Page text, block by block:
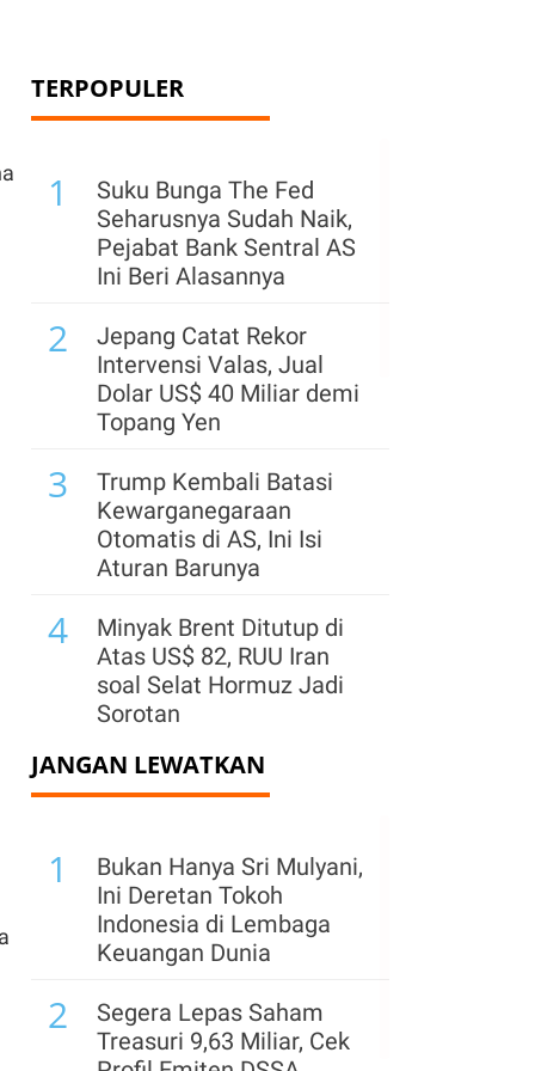
TERPOPULER
1
Suku Bunga The Fed
Seharusnya Sudah Naik,
Pejabat Bank Sentral AS
Ini Beri Alasannya
2
Jepang Catat Rekor
Intervensi Valas, Jual
Dolar US$ 40 Miliar demi
Topang Yen
3
Trump Kembali Batasi
Kewarganegaraan
Otomatis di AS, Ini Isi
Aturan Barunya
4
Minyak Brent Ditutup di
Atas US$ 82, RUU Iran
soal Selat Hormuz Jadi
Sorotan
5
Surplus Dagang China
dengan Uni Eropa dan AS
Rinciannya
Bursa Global Turun
Kamis (6/8) Jelang Data
Tenaga Kerja AS, Harga
Minyak Melonjak
AS Terapkan Tarif 15%
JANGAN LEWATKAN
1
Bukan Hanya Sri Mulyani,
Ini Deretan Tokoh
Indonesia di Lembaga
Keuangan Dunia
2
Segera Lepas Saham
Treasuri 9,63 Miliar, Cek